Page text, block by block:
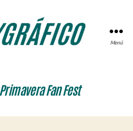
Menú
Primavera Fan Fest